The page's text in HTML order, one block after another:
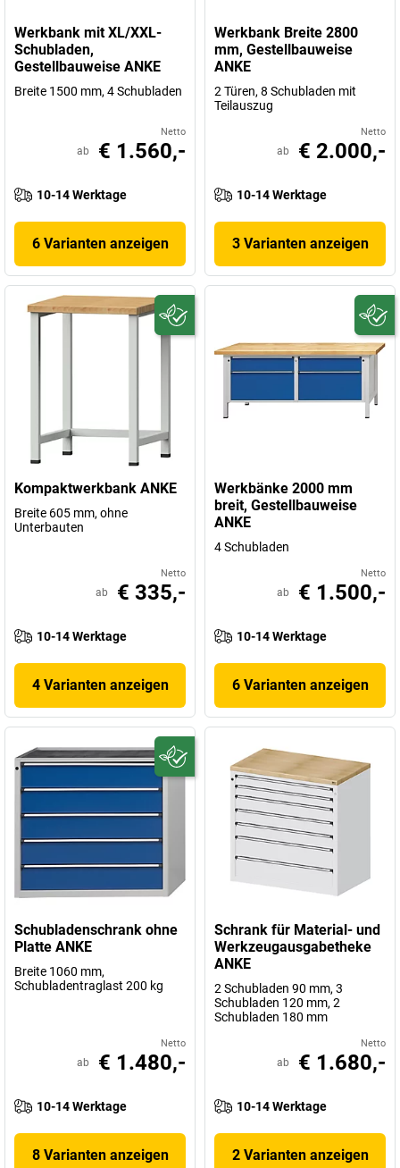
Werkbank mit XL/XXL-
Schubladen,
Gestellbauweise ANKE
Breite 1500 mm, 4 Schubladen
Netto
ab € 1.560,-
10-14 Werktage
6 Varianten anzeigen
Werkbank Breite 2800
mm, Gestellbauweise
ANKE
2 Türen, 8 Schubladen mit
Teilauszug
Netto
ab € 2.000,-
10-14 Werktage
3 Varianten anzeigen
Kompaktwerkbank ANKE
Breite 605 mm, ohne
Unterbauten
Netto
ab € 335,-
10-14 Werktage
4 Varianten anzeigen
Werkbänke 2000 mm
breit, Gestellbauweise
ANKE
4 Schubladen
Netto
ab € 1.500,-
10-14 Werktage
6 Varianten anzeigen
Schubladenschrank ohne
Platte ANKE
Breite 1060 mm,
Schubladentraglast 200 kg
Netto
ab € 1.480,-
10-14 Werktage
8 Varianten anzeigen
Schrank für Material- und
Werkzeugausgabetheke
ANKE
2 Schubladen 90 mm, 3
Schubladen 120 mm, 2
Schubladen 180 mm
Netto
ab € 1.680,-
10-14 Werktage
2 Varianten anzeigen